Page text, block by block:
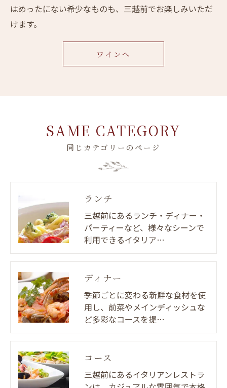
はめったにない希少なものも、三越前でお楽しみいただ
けます。
ワインへ
同じカテゴリーのページ
SAME CATEGORY
ランチ
三越前にあるランチ・ディナー・
パーティーなど、様々なシーンで
利用できるイタリア…
ディナー
季節ごとに変わる新鮮な食材を使
用し、前菜やメインディッシュな
ど多彩なコースを提…
コース
三越前にあるイタリアンレストラ